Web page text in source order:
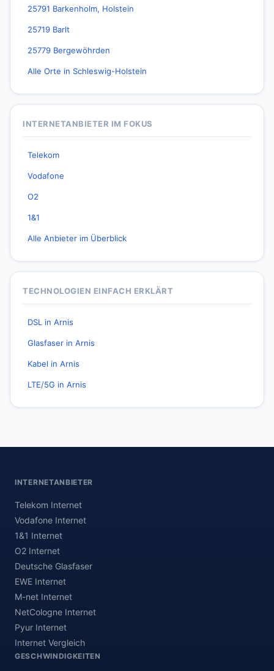
25791 Barkenholm, Holstein
25719 Barlt
25779 Bergewöhrden
Alle Orte in Schleswig-Holstein
INTERNETANBIETER IM FOKUS
Telekom
Vodafone
O2
1&1
Alle Anbieter im Überblick
TECHNOLOGIEN EINFACH ERKLÄRT
DSL in Arnis
Glasfaser in Arnis
Kabel in Arnis
LTE/5G in Arnis
INTERNETANBIETER
Telekom Internet
Vodafone Internet
1&1 Internet
O2 Internet
Deutsche Glasfaser
EWE Internet
M-net Internet
NetCologne Internet
Pyur Internet
Internet Vergleich
GESCHWINDIGKEITEN